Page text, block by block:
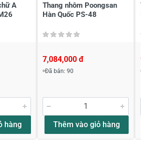
Viết nhận xét của bạn
A
hàng
Thang nhôm Poongsan
Hàn Quốc PS-48
7,084,000 đ
Đã bán: 90
Thêm vào giỏ hàng